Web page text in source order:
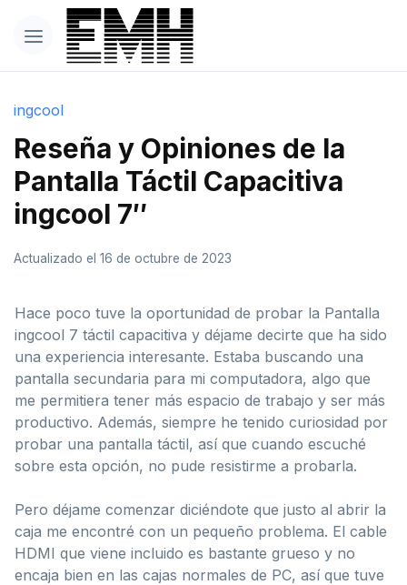
ingcool
Reseña y Opiniones de la
Pantalla Táctil Capacitiva
ingcool 7″
Actualizado el 16 de octubre de 2023
Hace poco tuve la oportunidad de probar la Pantalla
ingcool 7 táctil capacitiva y déjame decirte que ha sido
una experiencia interesante. Estaba buscando una
pantalla secundaria para mi computadora, algo que
me permitiera tener más espacio de trabajo y ser más
productivo. Además, siempre he tenido curiosidad por
probar una pantalla táctil, así que cuando escuché
sobre esta opción, no pude resistirme a probarla.
Pero déjame comenzar diciéndote que justo al abrir la
caja me encontré con un pequeño problema. El cable
HDMI que viene incluido es bastante grueso y no
encaja bien en las cajas normales de PC, así que tuve